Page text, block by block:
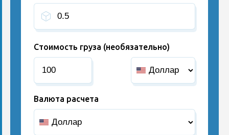
Стоимость груза (необязательно)
Валюта расчета